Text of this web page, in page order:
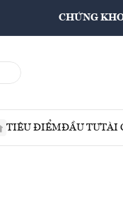
CHỨNG
TIÊU ĐIỂMĐẦU TƯTÀI